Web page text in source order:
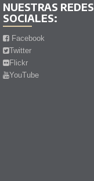
NUESTRAS REDES
SOCIALES:
Facebook
Twitter
Flickr
YouTube